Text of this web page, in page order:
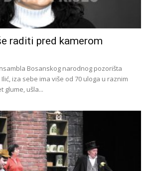
raditi pred kamerom
Bosanskog narodnog pozorišta
Ilić, iza sebe ima više od 70 uloga u raznim
glume, ušla...